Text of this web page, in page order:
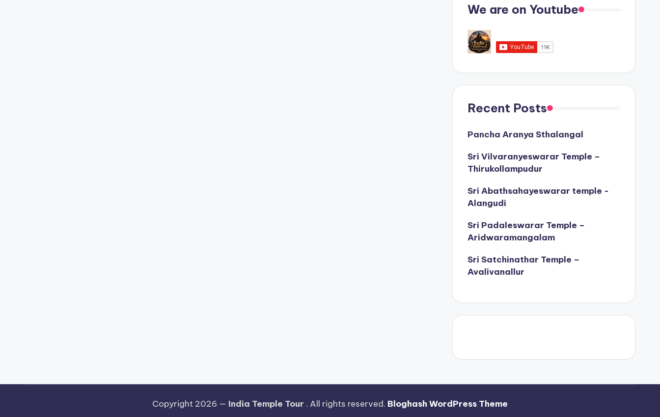
We are on Youtube
Recent Posts
Pancha Aranya Sthalangal
Sri Vilvaranyeswarar Temple –
Thirukollampudur
Sri Abathsahayeswarar temple -
Alangudi
Sri Padaleswarar Temple –
Aridwaramangalam
Sri Satchinathar Temple –
Avalivanallur
Copyright 2026 — India Temple Tour . All rights reserved. Bloghash WordPress Theme